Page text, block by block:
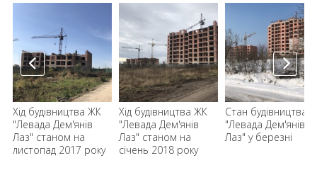
Хід будівництва ЖК
"Левада Дем'янів
Лаз" станом на
листопад 2017 року
Хід будівництва ЖК
"Левада Дем'янів
Лаз" станом на
січень 2018 року
Стан будівництва
"Левада Дем'янів
Лаз" у березні